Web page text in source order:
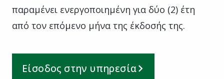
παραμένει ενεργοποιημένη για δύο (2) έτη
από τον επόμενο μήνα της έκδοσής της.
Είσοδος στην υπηρεσία